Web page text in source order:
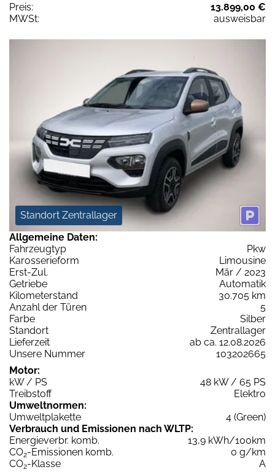
Preis:
13.899,00 €
MWSt:
ausweisbar
Standort Zentrallager
Allgemeine Daten:
Fahrzeugtyp
Pkw
Karosserieform
Limousine
Erst-Zul.
Mär / 2023
Getriebe
Automatik
Kilometerstand
30.705 km
Anzahl der Türen
5
Farbe
Silber
Standort
Zentrallager
Lieferzeit
ab ca. 12.08.2026
Unsere Nummer
103202665
Motor:
kW / PS
48 kW / 65 PS
Treibstoff
Elektro
Umweltnormen:
Umweltplakette
4 (Green)
Verbrauch und Emissionen nach WLTP:
Energieverbr. komb.
13,9 kWh/100km
CO2-Emissionen komb.
0 g/km
CO2-Klasse
A